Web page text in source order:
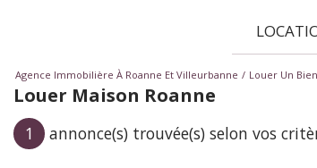
Agence Immobilière À Roanne Et Villeurbanne Louer Un
Louer Maison Roanne
1 annonce(s) trouvée(s) selon vos